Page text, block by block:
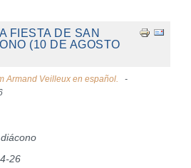
FIESTA DE SAN
(10 DE AGOSTO
Armand Veilleux en español.
26